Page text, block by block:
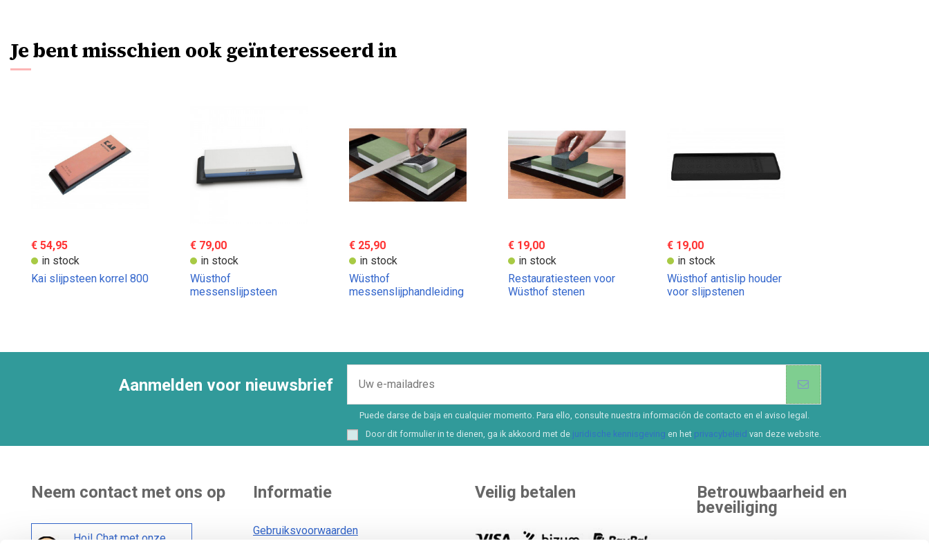
Je bent misschien ook geïnteresseerd in
€ 54,95
in stock
Kai slijpsteen korrel 800
€ 79,00
in stock
Wüsthof
messenslijpsteen
€ 25,90
in stock
Wüsthof
messenslijphandleiding
€ 19,00
in stock
Restauratiesteen voor
Wüsthof stenen
€ 19,00
in stock
Wüsthof antislip houder
voor slijpstenen
Aanmelden voor nieuwsbrief
Puede darse de baja en cualquier momento. Para ello, consulte nuestra información de contacto en el aviso legal.
Door dit formulier in te dienen, ga ik akkoord met de juridische kennisgeving en het privacybeleid van deze website.
Neem contact met ons op
Hoi! Chat met onze
Informatie
Gebruiksvoorwaarden
Veilig betalen Betrouwbaarheid en
beveiliging